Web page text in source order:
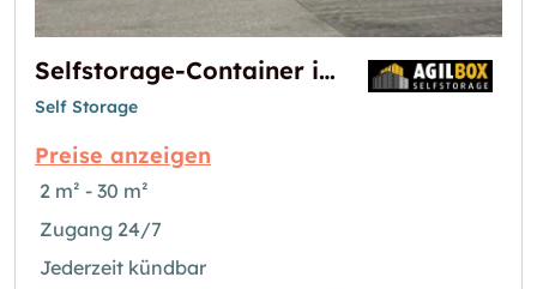
Selfstorage-Container in Karlsruhe Grünwinkel
Self Storage
Preise anzeigen
2 m² - 30 m²
Zugang 24/7
Jederzeit kündbar